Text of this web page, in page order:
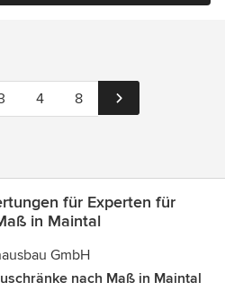
4 8
für Experten für
in Maintal
GmbH
nach Maß in Maintal